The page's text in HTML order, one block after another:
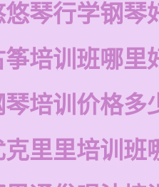
琴行学钢琴
培训班哪里
培训价格多
里里培训班